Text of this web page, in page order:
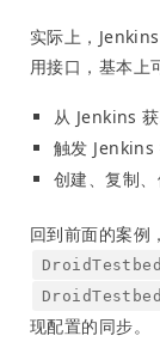
实际上，
用接口，基本上
从 Jenkins
触发 Jenkins
创建、复制
回到前面的案例
DroidTestbed
DroidTestbed
现配置的同步。